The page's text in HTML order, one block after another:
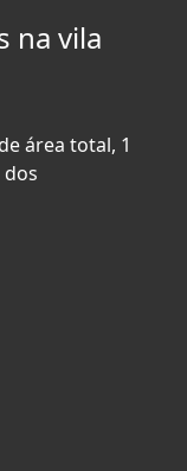
na vila
área total, 1
dos